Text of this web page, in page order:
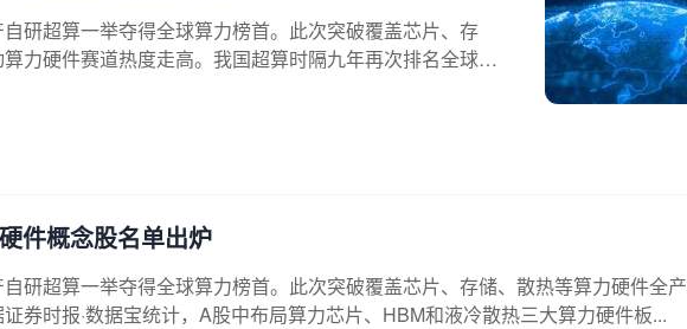
研超算一举夺得全球算力榜首。此次突破覆盖芯片、存
力硬件赛道热度走高。我国超算时隔九年再次排名全球第
件概念股名单出炉
研超算一举夺得全球算力榜首。此次突破覆盖芯片、存储、散热等算力硬件全
券时报·数据宝统计，A股中布局算力芯片、HBM和液冷散热三大算力硬件板...